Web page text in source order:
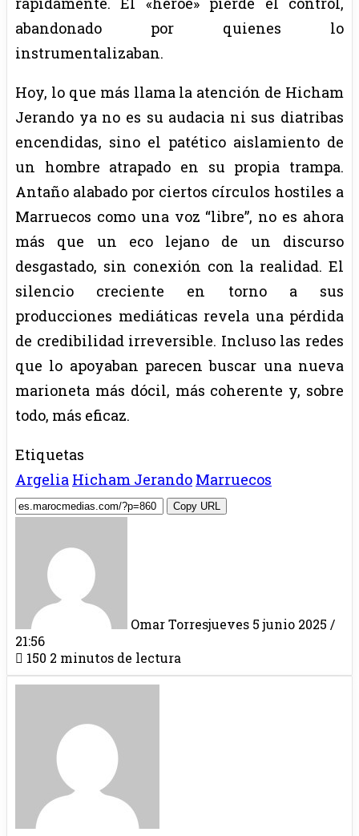
abandonado por quienes lo
instrumentalizaban.
Hoy, lo que más llama la atención de Hicham
Jerando ya no es su audacia ni sus diatribas
encendidas, sino el patético aislamiento de
un hombre atrapado en su propia trampa.
Antaño alabado por ciertos círculos hostiles a
Marruecos como una voz “libre”, no es ahora
más que un eco lejano de un discurso
desgastado, sin conexión con la realidad. El
silencio creciente en torno a sus
producciones mediáticas revela una pérdida
de credibilidad irreversible. Incluso las redes
que lo apoyaban parecen buscar una nueva
marioneta más dócil, más coherente y, sobre
todo, más eficaz.
Etiquetas
Argelia Hicham Jerando Marruecos
Copy URL
Omar Torresjueves 5 junio 2025 /
21:56
150 2 minutos de lectura